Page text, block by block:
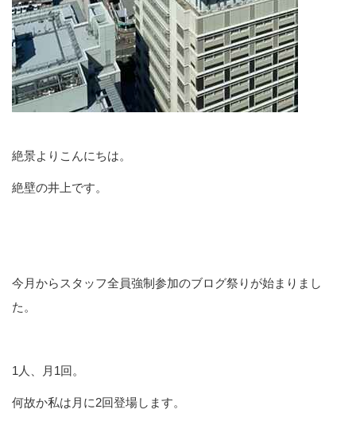
絶景よりこんにちは。
絶壁の井上です。
今月からスタッフ全員強制参加のブログ祭りが始まりまし
た。
1人、月1回。
何故か私は月に2回登場します。